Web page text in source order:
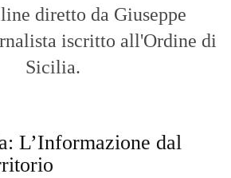
diretto da Giuseppe
iscritto all'Ordine di
Sicilia.
L’Informazione dal